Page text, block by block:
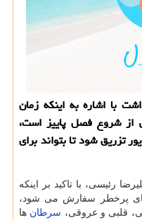
با اشاره به اینكه زمان
از شروع فصل پاییز است،
تزریق شود تا بتواند برای
رئیسی، با تاكید بر اینكه
های پرخطر سفارش می شود،
قلبی و عروقی، سرطان ها